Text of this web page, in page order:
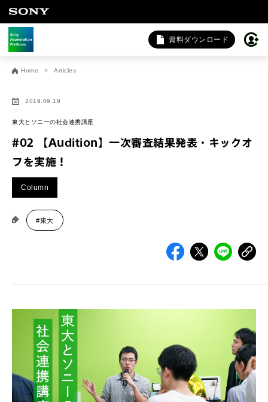
資料ダウンロード
Home Articles
2019.09.19
東大とソニーの社会連携講座
#02 【Audition】一次審査結果発表・キックオ
フを実施！
Column
#東大
お問い合わせ
法人向けサービスに関するご相談・お問い合わせは以下のボタ
法人お問い合わせ
FAQ&個人お問い合わせは以下のボタンからお願いします。
FAQ & 個人お問い合わせ